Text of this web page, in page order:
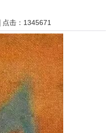
点击：1345671